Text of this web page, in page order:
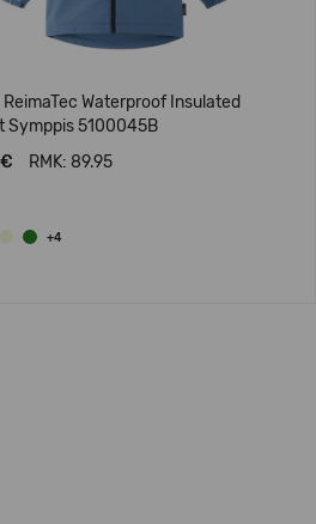
ReimaTec Waterproof Insulated
Symppis 5100045B
RMK: 89.95
+4